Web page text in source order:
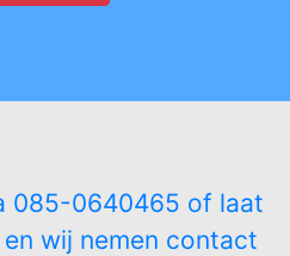
085-0640465 of laat
wij nemen contact